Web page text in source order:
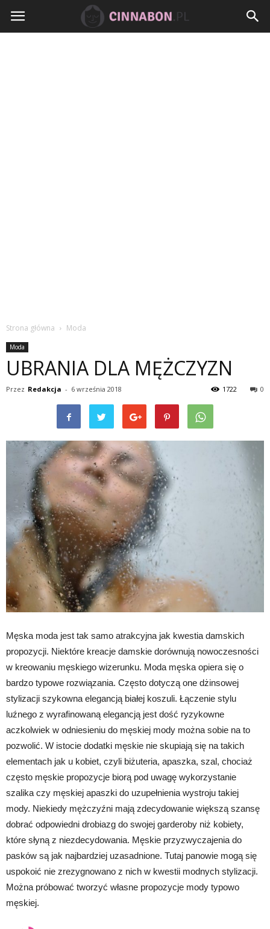
Cinnabon.pl
Strona główna Moda
Moda
UBRANIA DLA MĘŻCZYZN
Przez Redakcja - 6 września 2018 0
1722
Męska moda jest tak samo atrakcyjna jak kwestia damskich
propozycji. Niektóre kreacje damskie dorównują nowoczesności
w kreowaniu męskiego wizerunku. Moda męska opiera się o
bardzo typowe rozwiązania. Często dotyczą one dżinsowej
stylizacji szykowna elegancją białej koszuli. Łączenie stylu
luźnego z wyrafinowaną elegancją jest dość ryzykowne
aczkolwiek w odniesieniu do męskiej mody można sobie na to
pozwolić. W istocie dodatki męskie nie skupiają się na takich
elementach jak u kobiet, czyli biżuteria, apaszka, szal, chociaż
często męskie propozycje biorą pod uwagę wykorzystanie
szalika czy męskiej apaszki do uzupełnienia wystroju takiej
mody. Niekiedy mężczyźni mają zdecydowanie większą szansę
dobrać odpowiedni drobiazg do swojej garderoby niż kobiety,
które słyną z niezdecydowania. Męskie przyzwyczajenia do
pasków są jak najbardziej uzasadnione. Tutaj panowie mogą się
uspokoić nie zrezygnowano z nich w kwestii modnych stylizacji.
Można próbować tworzyć własne propozycje mody typowo
męskiej.